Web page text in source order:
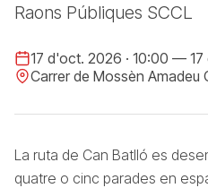
Raons Públiques SCCL
17 d'oct. 2026 · 10:00 —
Carrer de Mossèn Amadeu
La ruta de Can Batlló es
quatre o cinc parades en